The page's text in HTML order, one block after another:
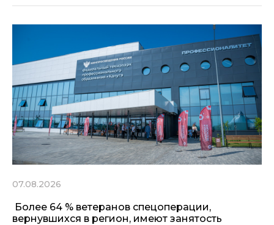
07.08.2026
Более 64 % ветеранов спецоперации,
вернувшихся в регион, имеют занятость